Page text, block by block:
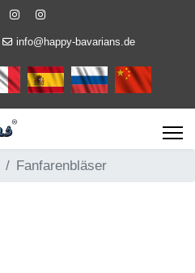
info@happy-bavarians.de
Fanfarenbläser